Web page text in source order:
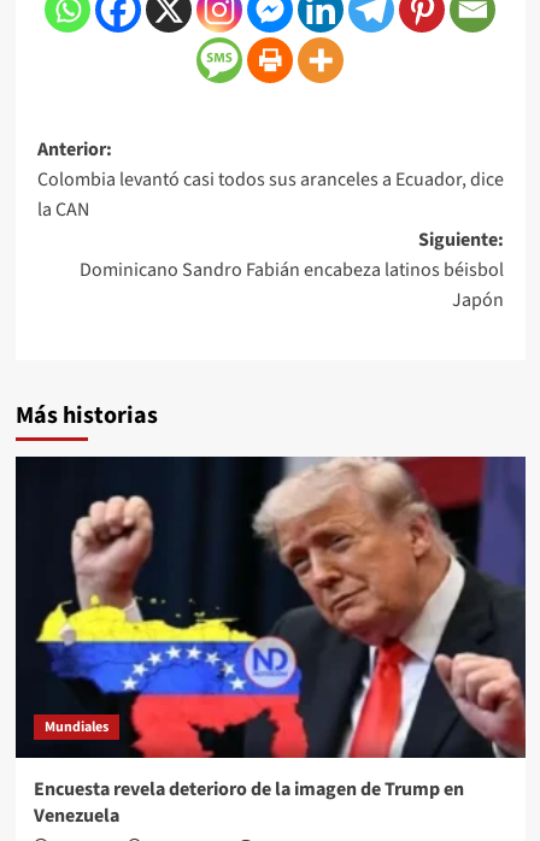
Anterior:
Colombia levantó casi todos sus aranceles a Ecuador, dice
la CAN
Siguiente:
Dominicano Sandro Fabián encabeza latinos béisbol
Japón
Más historias
Mundiales
Encuesta revela deterioro de la imagen de Trump en
Venezuela